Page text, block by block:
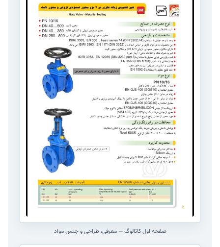
صفحه اول کاتالوگ — معرفی، طراحی و جنس مواد